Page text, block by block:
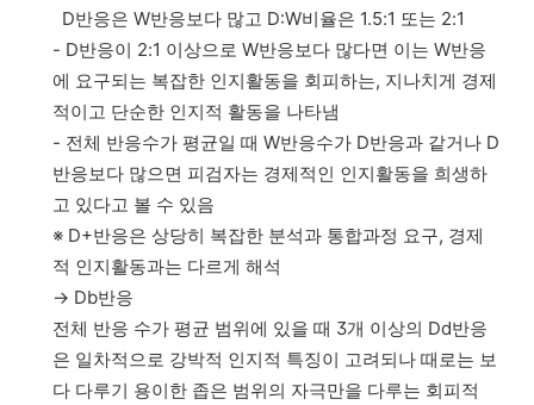
D반응은 W반응보다 많고 D:W비율은 1.5:1 또는 2:1
- D반응이 2:1 이상으로 W반응보다 많다면 이는 W반응
에 요구되는 복잡한 인지활동을 회피하는, 지나치게 경제
적이고 단순한 인지적 활동을 나타냄
- 전체 반응수가 평균일 때 W반응수가 D반응과 같거나 D
반응보다 많으면 피검자는 경제적인 인지활동을 희생하
고 있다고 볼 수 있음
※ D+반응은 상당히 복잡한 분석과 통합과정 요구, 경제
적 인지활동과는 다르게 해석
→ Db반응
전체 반응 수가 평균 범위에 있을 때 3개 이상의 Dd반응
은 일차적으로 강박적 인지적 특징이 고려되나 때로는 보
다 다루기 용이한 좁은 범위의 자극만을 다루는 회피적